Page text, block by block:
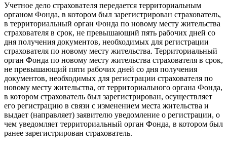
Учетное дело страхователя передается территориальным
органом Фонда, в котором был зарегистрирован страхователь,
в территориальный орган Фонда по новому месту жительства
страхователя в срок, не превышающий пять рабочих дней со
дня получения документов, необходимых для регистрации
страхователя по новому месту жительства. Территориальный
орган Фонда по новому месту жительства страхователя в срок,
не превышающий пяти рабочих дней со дня получения
документов, необходимых для регистрации страхователя по
новому месту жительства, от территориального органа Фонда,
в котором страхователь был зарегистрирован, осуществляет
его регистрацию в связи с изменением места жительства и
выдает (направляет) заявителю уведомление о регистрации, о
чем уведомляет территориальный орган Фонда, в котором был
ранее зарегистрирован страхователь.